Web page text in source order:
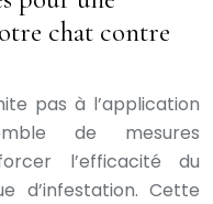
chat contre
pas à l’application
de mesures
l’efficacité du
d’infestation. Cette